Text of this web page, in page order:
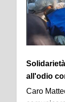
all'odio
Caro